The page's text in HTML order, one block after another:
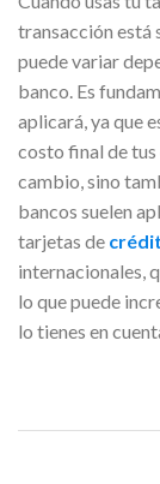
transacción está
puede variar
banco. Es
aplicará, ya que
costo final de
cambio, sino
bancos suelen
tarjetas de
internacionales,
lo que puede
lo tienes en